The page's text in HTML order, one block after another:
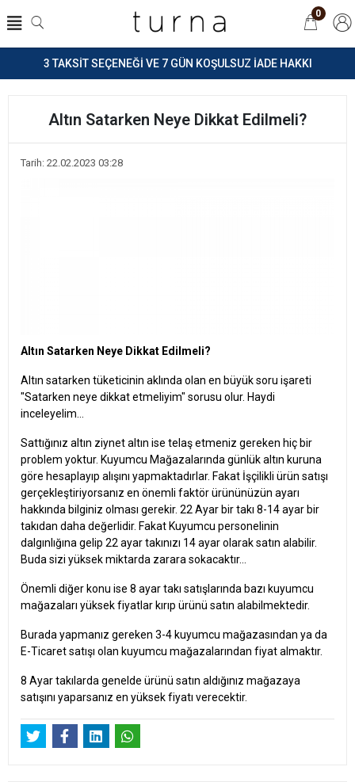
3 TAKSİT SEÇENEĞİ VE 7 GÜN KOŞULSUZ İADE HAKKI
0
Altın Satarken Neye Dikkat Edilmeli?
Tarih: 22.02.2023 03:28
Altın Satarken Neye Dikkat Edilmeli?
Altın satarken tüketicinin aklında olan en büyük soru işareti
"Satarken neye dikkat etmeliyim" sorusu olur. Haydi
inceleyelim...
Sattığınız altın ziynet altın ise telaş etmeniz gereken hiç bir
problem yoktur. Kuyumcu Mağazalarında günlük altın kuruna
göre hesaplayıp alışını yapmaktadırlar. Fakat İşçilikli ürün satışı
gerçekleştiriyorsanız en önemli faktör ürününüzün ayarı
hakkında bilginiz olması gerekir. 22 Ayar bir takı 8-14 ayar bir
takıdan daha değerlidir. Fakat Kuyumcu personelinin
dalgınlığına gelip 22 ayar takınızı 14 ayar olarak satın alabilir.
Buda sizi yüksek miktarda zarara sokacaktır...
Önemli diğer konu ise 8 ayar takı satışlarında bazı kuyumcu
mağazaları yüksek fiyatlar kırıp ürünü satın alabilmektedir.
Burada yapmanız gereken 3-4 kuyumcu mağazasından ya da
E-Ticaret satışı olan kuyumcu mağazalarından fiyat almaktır.
8 Ayar takılarda genelde ürünü satın aldığınız mağazaya
satışını yaparsanız en yüksek fiyatı verecektir.